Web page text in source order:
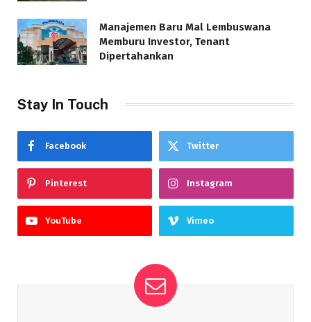
Manajemen Baru Mal Lembuswana
Memburu Investor, Tenant
Dipertahankan
Stay In Touch
Facebook Twitter
Pinterest Instagram
YouTube Vimeo